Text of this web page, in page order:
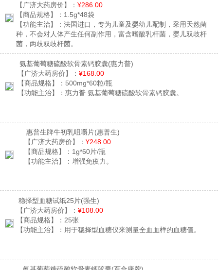
【广济大药房价】： ¥286.00
【商品规格】： 1.5g*48袋
【功能主治】： 法国进口，专为儿童及婴幼儿配制，采用天然菌
种，不会对人体产生任何副作用，富含嗜酸乳杆菌，婴儿双歧杆
菌，两歧双歧杆菌。
氨基葡萄糖硫酸软骨素钙胶囊(惠力普)
【广济大药房价】： ¥168.00
【商品规格】： 500mg*60粒/瓶
【功能主治】： 惠力普 氨基葡萄糖硫酸软骨素钙胶囊。
惠普生牌牛初乳咀嚼片(惠普生)
【广济大药房价】： ¥248.00
【商品规格】： 1g*60片/瓶
【功能主治】： 增强免疫力。
稳择型血糖试纸25片(强生)
【广济大药房价】： ¥108.00
【商品规格】： 25张
【功能主治】： 用于稳择型血糖仪来测量全血血样的血糖值。